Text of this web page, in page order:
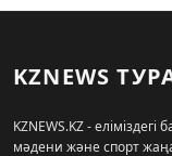
KZNEWS
KZNEWS.KZ -
мәдени және спорт